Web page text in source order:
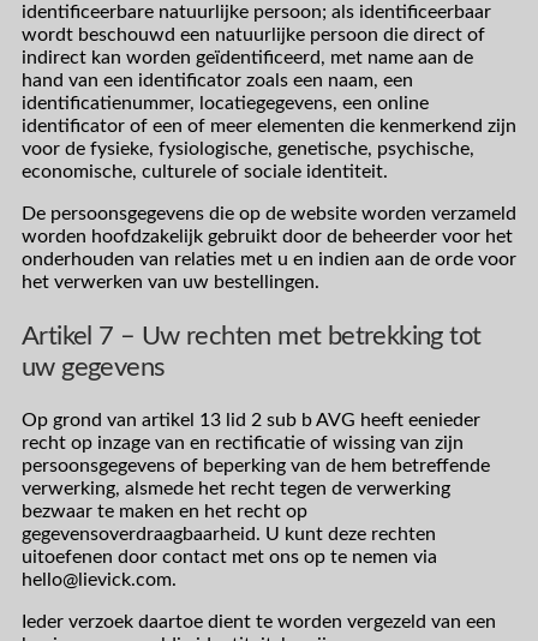
identificeerbare natuurlijke persoon; als identificeerbaar
wordt beschouwd een natuurlijke persoon die direct of
indirect kan worden geïdentificeerd, met name aan de
hand van een identificator zoals een naam, een
identificatienummer, locatiegegevens, een online
identificator of een of meer elementen die kenmerkend zijn
voor de fysieke, fysiologische, genetische, psychische,
economische, culturele of sociale identiteit.
De persoonsgegevens die op de website worden verzameld
worden hoofdzakelijk gebruikt door de beheerder voor het
onderhouden van relaties met u en indien aan de orde voor
het verwerken van uw bestellingen.
Artikel 7 – Uw rechten met betrekking tot
uw gegevens
Op grond van artikel 13 lid 2 sub b AVG heeft eenieder
recht op inzage van en rectificatie of wissing van zijn
persoonsgegevens of beperking van de hem betreffende
verwerking, alsmede het recht tegen de verwerking
bezwaar te maken en het recht op
gegevensoverdraagbaarheid. U kunt deze rechten
uitoefenen door contact met ons op te nemen via
hello@lievick.com.
Ieder verzoek daartoe dient te worden vergezeld van een